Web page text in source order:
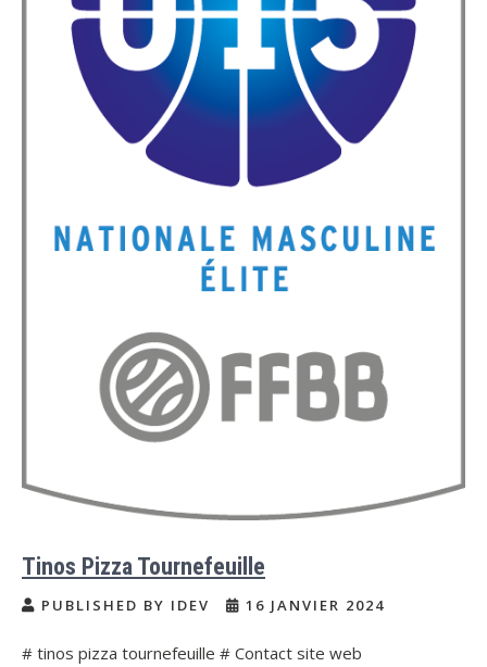
Tinos Pizza Tournefeuille
PUBLISHED BY IDEV 16 JANVIER 2024
# tinos pizza tournefeuille # Contact site web